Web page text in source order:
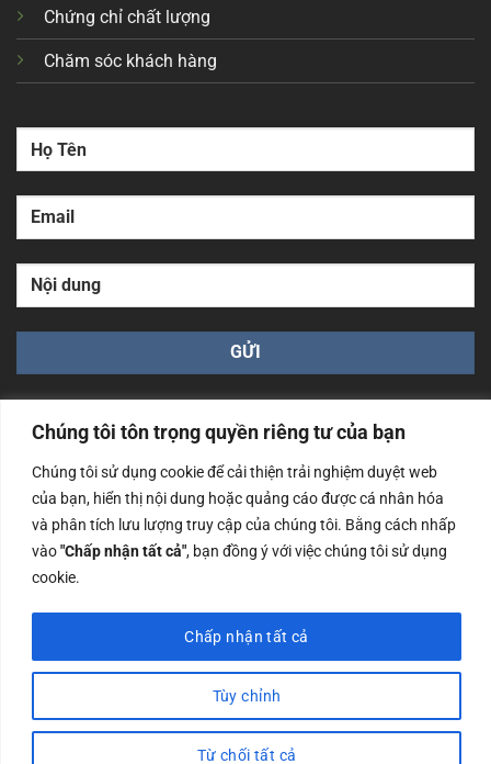
Chúng tôi tôn trọng quyền riêng tư của bạn
Chúng tôi sử dụng cookie để cải thiện trải nghiệm duyệt web
của bạn, hiển thị nội dung hoặc quảng cáo được cá nhân hóa
và phân tích lưu lượng truy cập của chúng tôi. Bằng cách nhấp
vào"Chấp nhận tất cả", bạn đồng ý với việc chúng tôi sử dụng
cookie.
Tùy chỉnh
Từ chối tất cả
Chấp nhận tất cả
Chứng chỉ chất lượng
Chăm sóc khách hàng
Công ty TNHH Nam Bình Xương - Số ĐKKD: 0108783483
cấp ngày 14/06/2019 bởi Sở Kế Hoạch và Đầu Tư Tp. Hà
Nội
Copyrights @2023 Nam Binh Xuong. All Rights Reserved